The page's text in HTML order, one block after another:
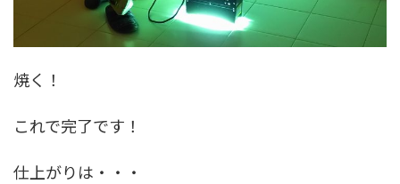
焼く！
これで完了です！
仕上がりは・・・